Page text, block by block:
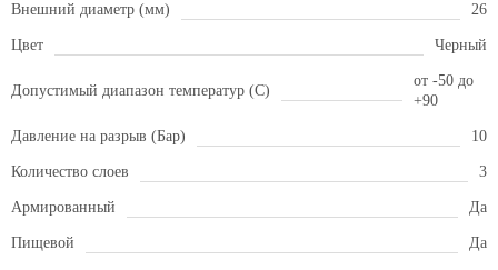
Внешний диаметр (мм) 26
Цвет Черный
Допустимый диапазон температур (С)
от -50 до
+90
Давление на разрыв (Бар) 10
Количество слоев 3
Армированный Да
Пищевой Да